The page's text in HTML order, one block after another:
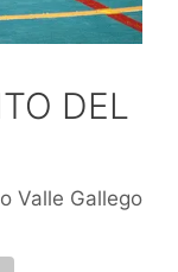
DEL
Valle Gallego